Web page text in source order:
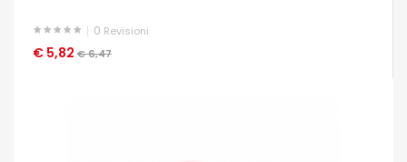
0 Revisioni
€ 5,82 € 6,47
OCCHIATA VELOCE